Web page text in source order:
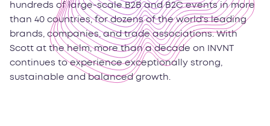
hundreds of large-scale B2B and B2C events in more
than 40 countries, for dozens of the world's leading
brands, companies, and trade associations. With
Scott at the helm, more than a decade on INVNT
continues to experience exceptionally strong,
sustainable and balanced growth.